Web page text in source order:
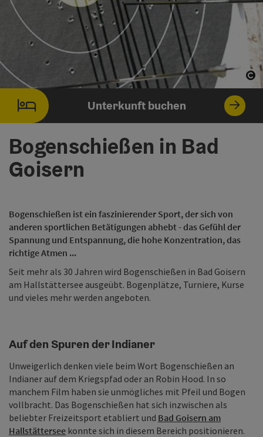
Unterkunft buchen
Bogenschießen in Bad
Goisern
Bogenschießen ist ein faszinierender Sport, der sich von
anderen sportlichen Betätigungen abhebt - das Gefühl der
Spannung und Entspannung, die hohe Konzentration, das
richtige Atmen ...
Seit mehr als 30 Jahren wird Bogenschießen in Bad Goisern
am Hallstättersee ausgeübt. Bogenplätze, Turniere, Kurse
und vieles mehr werden angeboten.
Auf den Spuren der Indianer
Unweigerlich denken viele beim Wort Bogenschießen an
Indianer auf dem Kriegspfad oder an Robin Hood. In so
manchem Film haben sie unmögliches mit Pfeil und Bogen
vollbracht. Das Bogenschießen hat sich inzwischen als
beliebter Freizeitsport etabliert und Bad Goisern am
Hallstättersee konnte sich in diesem Bereich positionieren.